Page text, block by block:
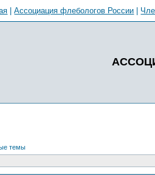
|Ассоциация флебологов России
темы